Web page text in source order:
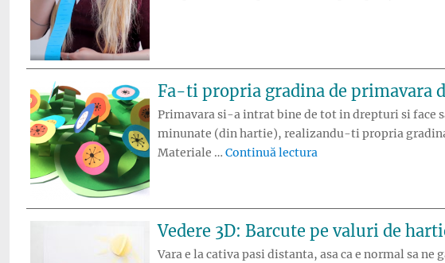
Fa-ti propria gradina de primavara
Primavara si-a intrat bine de tot in drepturi si face
minunate (din hartie), realizandu-ti propria
Materiale … Continuă lectura
Vedere 3D: Barcute pe valuri de
Vara e la cativa pasi distanta, asa ca e normal sa